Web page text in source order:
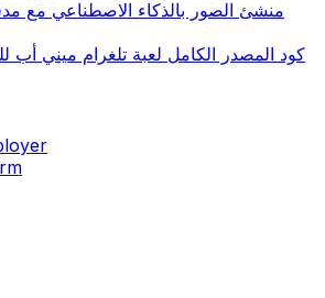
منشئ الصور بالذكاء الاصطناعي مع
كود المصدر الكامل لعبة تلغرام ميني أب